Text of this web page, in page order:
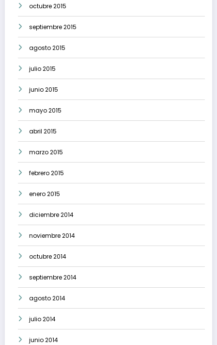
octubre 2015
septiembre 2015
agosto 2015
julio 2015
junio 2015
mayo 2015
abril 2015
marzo 2015
febrero 2015
enero 2015
diciembre 2014
noviembre 2014
octubre 2014
septiembre 2014
agosto 2014
julio 2014
junio 2014